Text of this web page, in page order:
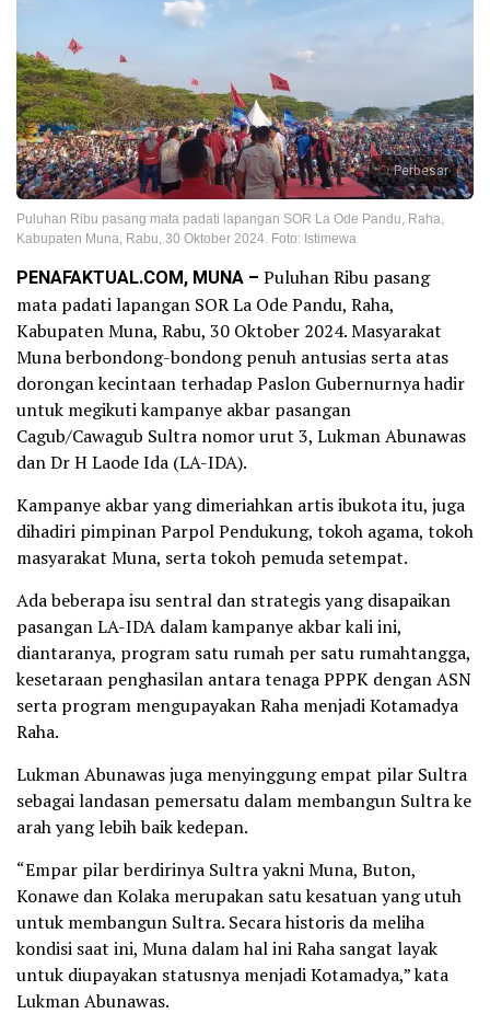
Perbesar
Puluhan Ribu pasang mata padati lapangan SOR La Ode Pandu, Raha,
Kabupaten Muna, Rabu, 30 Oktober 2024. Foto: Istimewa
PENAFAKTUAL.COM, MUNA – Puluhan Ribu pasang
mata padati lapangan SOR La Ode Pandu, Raha,
Kabupaten Muna, Rabu, 30 Oktober 2024. Masyarakat
Muna berbondong-bondong penuh antusias serta atas
dorongan kecintaan terhadap Paslon Gubernurnya hadir
untuk megikuti kampanye akbar pasangan
Cagub/Cawagub Sultra nomor urut 3, Lukman Abunawas
dan Dr H Laode Ida (LA-IDA).
Kampanye akbar yang dimeriahkan artis ibukota itu, juga
dihadiri pimpinan Parpol Pendukung, tokoh agama, tokoh
masyarakat Muna, serta tokoh pemuda setempat.
Ada beberapa isu sentral dan strategis yang disapaikan
pasangan LA-IDA dalam kampanye akbar kali ini,
diantaranya, program satu rumah per satu rumahtangga,
kesetaraan penghasilan antara tenaga PPPK dengan ASN
serta program mengupayakan Raha menjadi Kotamadya
Raha.
Lukman Abunawas juga menyinggung empat pilar Sultra
sebagai landasan pemersatu dalam membangun Sultra ke
arah yang lebih baik kedepan.
“Empar pilar berdirinya Sultra yakni Muna, Buton,
Konawe dan Kolaka merupakan satu kesatuan yang utuh
untuk membangun Sultra. Secara historis da meliha
kondisi saat ini, Muna dalam hal ini Raha sangat layak
untuk diupayakan statusnya menjadi Kotamadya,” kata
Lukman Abunawas.